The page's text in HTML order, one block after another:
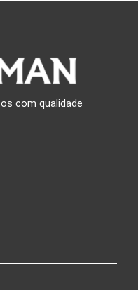
com qualidade